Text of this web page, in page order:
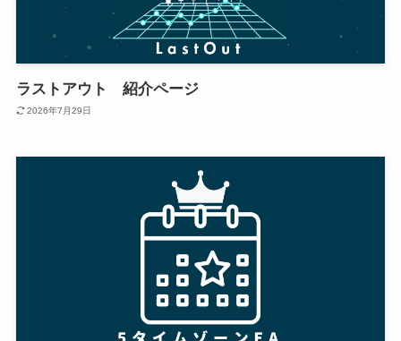
ラストアウト 紹介ページ
2026年7月29日